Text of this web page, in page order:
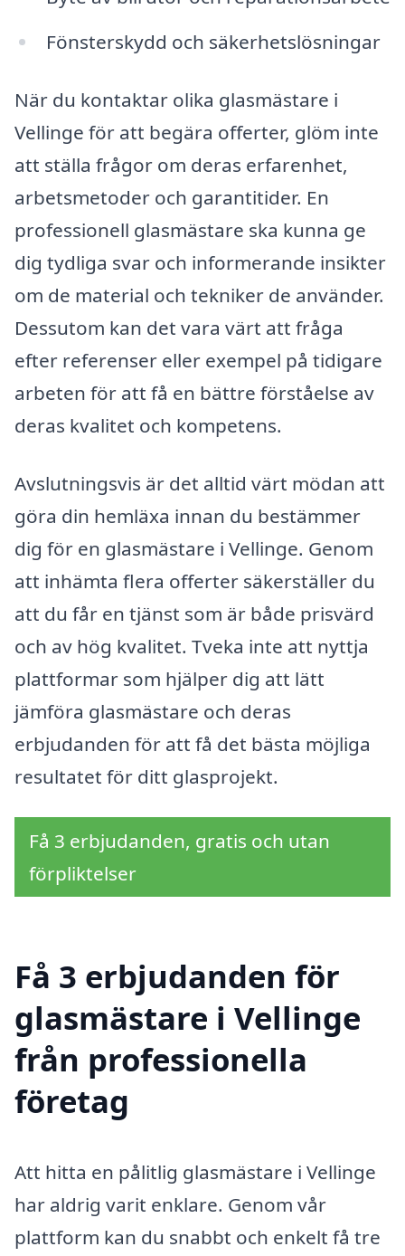
Fönsterskydd och säkerhetslösningar
När du kontaktar olika glasmästare i
Vellinge för att begära offerter, glöm inte
att ställa frågor om deras erfarenhet,
arbetsmetoder och garantitider. En
professionell glasmästare ska kunna ge
dig tydliga svar och informerande insikter
om de material och tekniker de använder.
Dessutom kan det vara värt att fråga
efter referenser eller exempel på tidigare
arbeten för att få en bättre förståelse av
deras kvalitet och kompetens.
Avslutningsvis är det alltid värt mödan att
göra din hemläxa innan du bestämmer
dig för en glasmästare i Vellinge. Genom
att inhämta flera offerter säkerställer du
att du får en tjänst som är både prisvärd
och av hög kvalitet. Tveka inte att nyttja
plattformar som hjälper dig att lätt
jämföra glasmästare och deras
erbjudanden för att få det bästa möjliga
resultatet för ditt glasprojekt.
Få 3 erbjudanden, gratis och utan
förpliktelser
Få 3 erbjudanden för
glasmästare i Vellinge
från professionella
företag
Att hitta en pålitlig glasmästare i Vellinge
har aldrig varit enklare. Genom vår
plattform kan du snabbt och enkelt få tre